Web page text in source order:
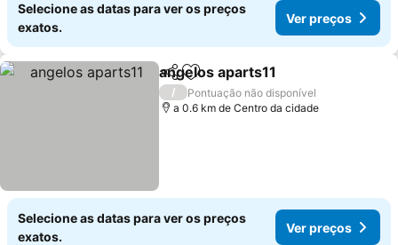
Selecione as datas para ver os preços
exatos.
Ver preços
PartilharAdicionar aos favoritos
angelos aparts11
/
Pontuação não disponível
a 0.6 km de Centro da cidade
Selecione as datas para ver os preços
exatos.
Ver preços